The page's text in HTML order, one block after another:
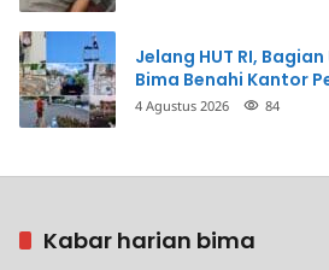
Jelang HUT RI,
Bima Benahi Kantor
4 Agustus 2026 84
Kabar harian bima